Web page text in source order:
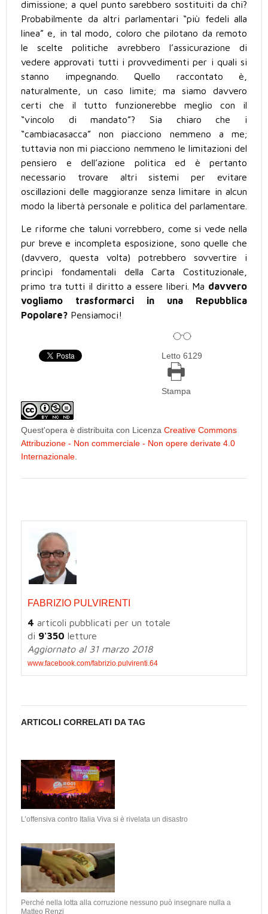
dimissione; a quel punto sarebbero sostituiti da chi?
Probabilmente da altri parlamentari “più fedeli alla
linea” e, in tal modo, coloro che pilotano da remoto
le scelte politiche avrebbero l’assicurazione di
vedere approvati tutti i provvedimenti per i quali si
stanno impegnando. Quello raccontato è,
naturalmente, un caso limite; ma siamo davvero
certi che il tutto funzionerebbe meglio con il
“vincolo di mandato”? Sia chiaro che i
“cambiacasacca” non piacciono nemmeno a me;
tuttavia non mi piacciono nemmeno le limitazioni del
pensiero e dell’azione politica ed è pertanto
necessario trovare altri sistemi per evitare
oscillazioni delle maggioranze senza limitare in alcun
modo la libertà personale e politica del parlamentare.
Le riforme che taluni vorrebbero, come si vede nella
pur breve e incompleta esposizione, sono quelle che
(davvero, questa volta) potrebbero sovvertire i
princìpi fondamentali della Carta Costituzionale,
primo tra tutti il diritto a essere liberi. Ma davvero
vogliamo trasformarci in una Repubblica
Popolare? Pensiamoci!
Letto 6129
Stampa
Quest'opera è distribuita con Licenza Creative Commons
Attribuzione - Non commerciale - Non opere derivate 4.0
Internazionale.
FABRIZIO PULVIRENTI
4 articoli pubblicati per un totale
di 9'350 letture
Aggiornato al 31 marzo 2018
www.facebook.com/fabrizio.pulvirenti.64
ARTICOLI CORRELATI DA TAG
L’offensiva contro Italia Viva si è rivelata un disastro
Perché nella lotta alla corruzione nessuno può insegnare nulla a
Matteo Renzi